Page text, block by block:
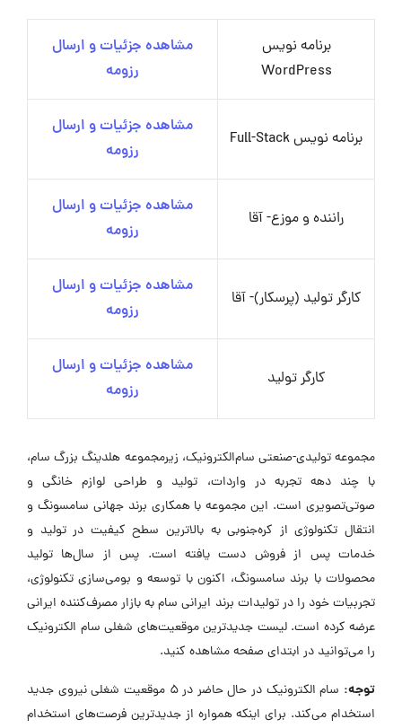
برنامه نویس
WordPress
مشاهده جزئیات و ارسال
رزومه
برنامه نویس Full-Stack
مشاهده جزئیات و ارسال
رزومه
راننده و موزع- آقا
مشاهده جزئیات و ارسال
رزومه
کارگر تولید (پرسکار)- آقا
مشاهده جزئیات و ارسال
رزومه
کارگر تولید
مشاهده جزئیات و ارسال
رزومه
مجموعه تولیدی-صنعتی سام‌الکترونیک، زیرمجموعه هلدینگ بزرگ سام،
با چند دهه تجربه در واردات، تولید و طراحی لوازم خانگی و
صوتی‌تصویری است. این مجموعه با همکاری برند جهانی سامسونگ و
انتقال تکنولوژی از کره‌جنوبی به بالاترین سطح کیفیت در تولید و
خدمات پس از فروش دست یافته است. پس از سال‌ها تولید
محصولات با برند سامسونگ، اکنون با توسعه و بومی‌سازی تکنولوژی،
تجربیات خود را در تولیدات برند ایرانی سام به بازار مصرف‌کننده ایرانی
عرضه کرده است. لیست جدیدترین موقعیت‌های شغلی سام الکترونیک
را می‌توانید در ابتدای صفحه مشاهده کنید.
توجه:
سام الکترونیک در حال حاضر در ۵ موقعیت شغلی نیروی جدید
استخدام می‌کند. برای اینکه همواره از جدیدترین فرصت‌های استخدام